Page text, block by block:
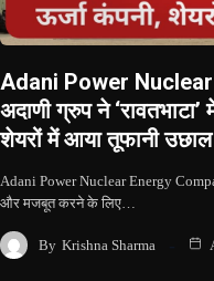
Adani Power
अदाणी ग्रुप ने
शेयरों में आया तूफानी उछाल
Adani Power Nuclear Energy
और मजबूत करने के लिए…
By Krishna Sharma